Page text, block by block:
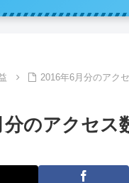
2016年6月分のアク
分のアクセス